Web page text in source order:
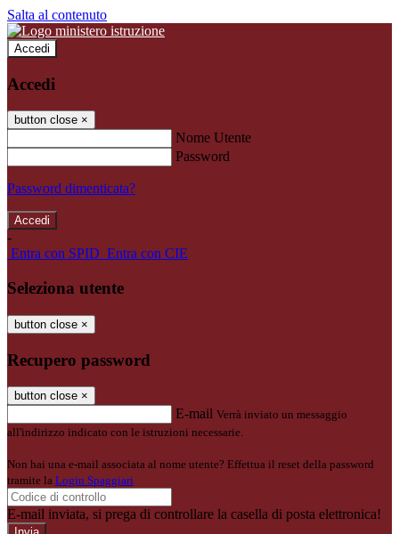
Salta al contenuto
Accedi
Accedi
button close ×
Nome Utente
Password
Password dimenticata?
-
Entra con SPID Entra con CIE
Seleziona utente
button close ×
Recupero password
button close ×
E-mail Verrà inviato un messaggio
all'indirizzo indicato con le istruzioni necessarie.
Non hai una e-mail associata al nome utente? Effettua il reset della password
tramite la Login Spaggiari
E-mail inviata, si prega di controllare la casella di posta elettronica!